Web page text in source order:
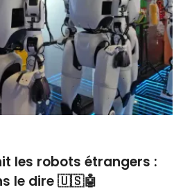
les robots étrangers :
le dire 🇺🇸🤖